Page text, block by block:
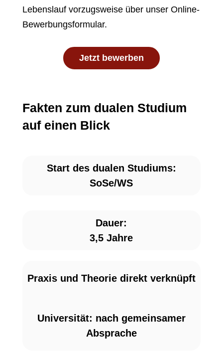
Lebenslauf vorzugsweise über unser Online-
Bewerbungsformular.
Jetzt bewerben
Fakten zum dualen Studium
auf einen Blick
Start des dualen Studiums:
SoSe/WS
Dauer:
3,5 Jahre
Praxis und Theorie direkt verknüpft
Universität: nach gemeinsamer
Absprache